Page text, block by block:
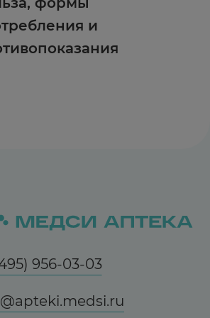
и
956-03-03